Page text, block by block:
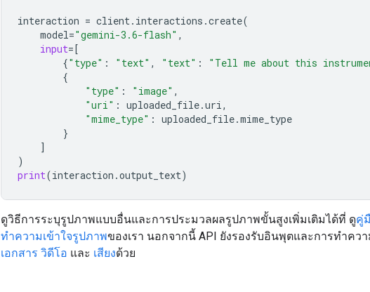
interaction = client. interactions .create(
model="gemini-3.6-flash" ,
input=[
{"type" : "text" , "text" : "Tell me about this
{
"type" : "image" ,
"uri" : uploaded_file.uri,
"mime_type" : uploaded_file.mime_type
}
]
)
print(interaction .output_text)
ดูวิธีการระบุรูปภาพแบบอื่นและการประมวลผลรูปภาพขั้นสูงเพิ่มเติมได้ที่ ดูคู่
ทำความเข้าใจรูปภาพของเรา นอกจากนี้ API ยังรองรับอินพุตและการทำควา
เอกสาร วิดีโอ และ เสียงด้วย